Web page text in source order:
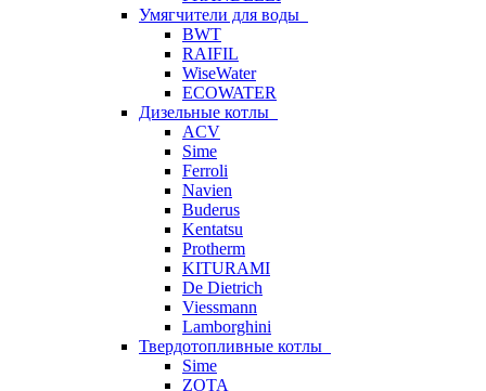
Умягчители для воды
BWT
RAIFIL
WiseWater
ECOWATER
Дизельные котлы
ACV
Sime
Ferroli
Navien
Buderus
Kentatsu
Protherm
KITURAMI
De Dietrich
Viessmann
Lamborghini
Твердотопливные котлы
Sime
ZOTA